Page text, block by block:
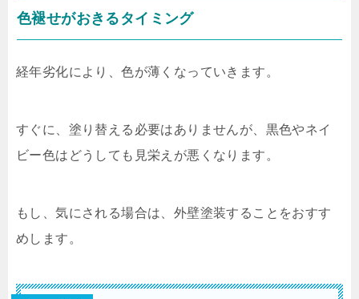
色褪せがおきるタイミング
経年劣化により、色が薄くなっていきます。
すぐに、塗り替える必要はありませんが、黒色やネイ
ビー色はどうしても見栄えが悪くなります。
もし、気にされる場合は、外壁塗装することをおすす
めします。